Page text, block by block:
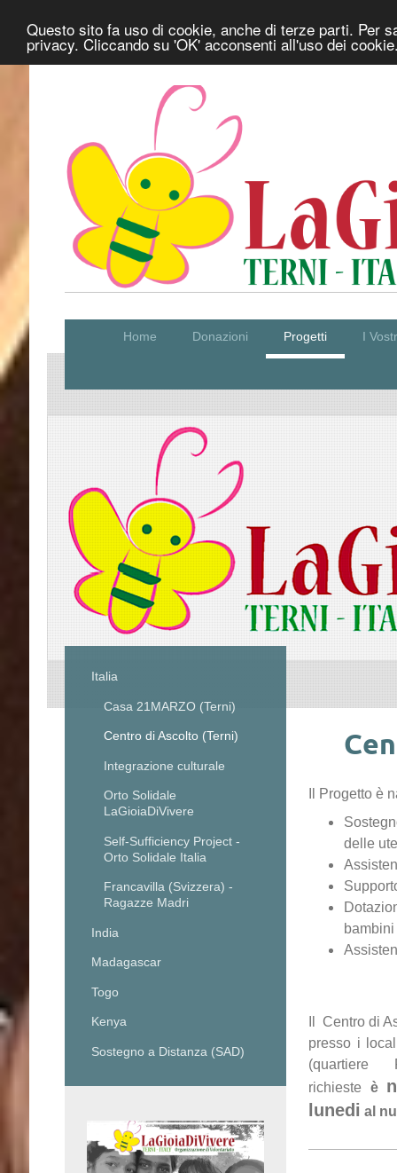
Questo sito fa uso di cookie, anche di terze parti. Per
privacy. Cliccando su 'OK' acconsenti all'uso dei
Home Donazioni Progetti I
Il Progetto
delle
bambini
Il Centro di
presso i
richieste è
lunedi al
Italia
Casa 21MARZO (Terni)
Centro di Ascolto (Terni)
Integrazione culturale
Orto Solidale
LaGioiaDiVivere
Self-Sufficiency Project -
Orto Solidale Italia
Francavilla (Svizzera) -
Ragazze Madri
India
Madagascar
Togo
Kenya
Sostegno a Distanza (SAD)